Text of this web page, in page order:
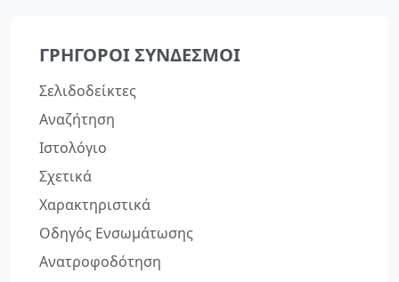
ΓΡΉΓΟΡΟΙ ΣΎΝΔΕΣΜΟΙ
Σελιδοδείκτες
Αναζήτηση
Ιστολόγιο
Σχετικά
Χαρακτηριστικά
Οδηγός Ενσωμάτωσης
Ανατροφοδότηση